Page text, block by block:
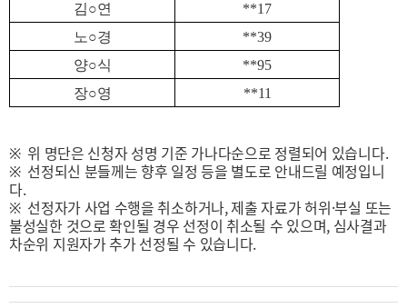
김○연
**17
노○경
**39
양○식
**95
장○영 **11
※ 위 명단은 신청자 성명 기준 가나다순으로 정렬되어 있습니다.
※ 선정되신 분들께는 향후 일정 등을 별도로 안내드릴 예정입니
다.
※ 선정자가 사업 수행을 취소하거나, 제출 자료가 허위·부실 또는
불성실한 것으로 확인될 경우 선정이 취소될 수 있으며, 심사결과
차순위 지원자가 추가 선정될 수 있습니다.